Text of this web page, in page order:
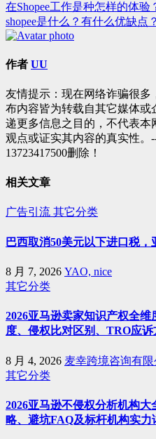
文
章
导
在Shopee工作是种怎样的体验
shopee是什么？有什么优缺点？
作者 UU
友情提示：现在网络诈骗很
布内容皆为转载自其它媒体
递更多信息之目的，不代表
观点或证实其内容的真实性。
13723417500删除！
相关文章
广告引流 其它分类
巴西取消50美元以下进口税
8 月 7, 2026 YAO, nice
其它分类
2026亚马逊卖家知识产权全
度、侵权比对区别、TRO应
8 月 4, 2026 麦幸跨境咨询有
其它分类
2026亚马逊不侵权分析机构
略、避坑FAQ及标杆机构实力